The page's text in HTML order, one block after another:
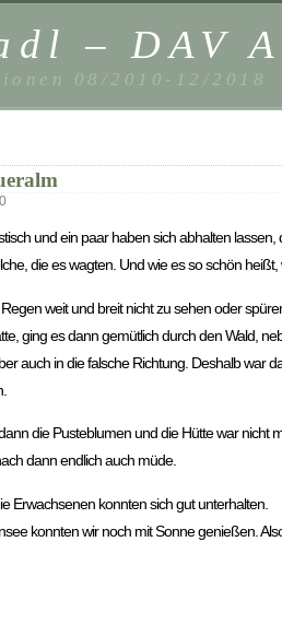
– DAV
08/2010-12/2018
und ein paar haben sich abhalten
die es wagten. Und wie es so schön
weit und breit nicht zu sehen oder
ging es dann gemütlich durch den Wald,
auch in die falsche Richtung. Deshalb
die Pusteblumen und die Hütte war nicht
dann endlich auch müde.
Erwachsenen konnten sich gut unterhalten.
konnten wir noch mit Sonne genießen.